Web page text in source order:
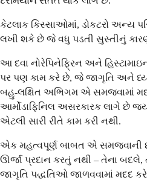
કેટલાક કિસ્સાઓમાં, ડોકટરો અન્ય
લખી શકે છે જે વધુ પડતી સુસ્તીનું
આ દવા નોરેપિનેફ્રિન અને
પર પણ કામ કરે છે, જે જાગૃતિ અને
બહુ-લક્ષિત અભિગમ એ સમજવામાં
આર્મોડાફિનિલ અસરકારક લાગે છે
એટલી સારી રીતે કામ કરી નથી.
એક મહત્વપૂર્ણ બાબત એ સમજવાની છે
ઊર્જા પ્રદાન કરતું નથી – તેના
જાગૃતિ પદ્ધતિઓ જાળવવામાં મદદ